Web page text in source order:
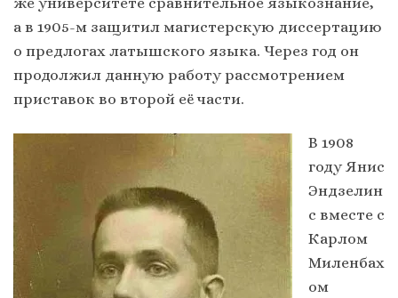
а в 1905-м защитил магистерскую диссертацию
о предлогах латышского языка. Через год он
продолжил данную работу рассмотрением
приставок во второй её части.
В 1908
году Янис
Эндзелин
с вместе с
Карлом
Миленбах
ом